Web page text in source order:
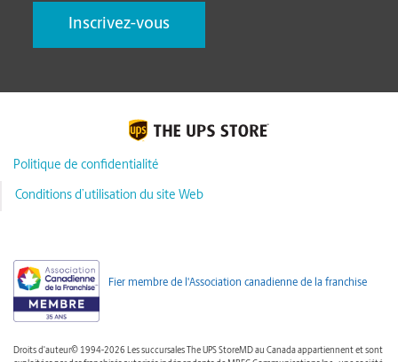
Politique de confidentialité
Conditions d’utilisation du site Web
Fier membre de l'Association canadienne de la franchise
Droits d'auteur© 1994-2026 Les succursales The UPS StoreMD au Canada appartiennent et sont